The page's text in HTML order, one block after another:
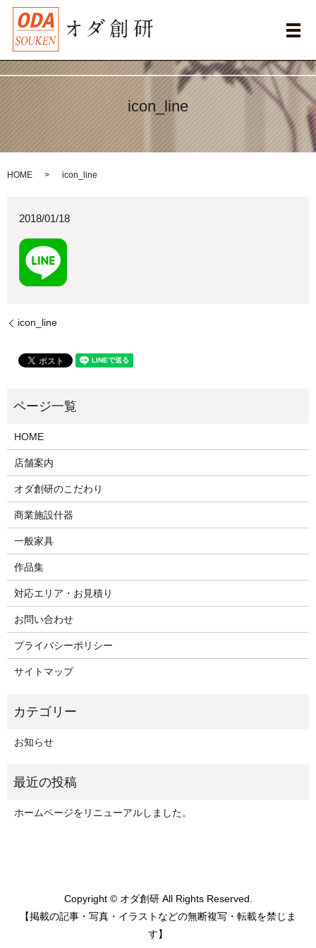
メ
icon_line
HOME icon_line
2018/01/18
icon_line
HOME
店舗案内
オダ創研のこだわり
商業施設什器
一般家具
作品集
対応エリア・お見積り
お問い合わせ
プライバシーポリシー
サイトマップ
お知らせ
ホームページをリニューアルしました。
Copyright © オダ創研 All Rights Reserved.
【掲載の記事・写真・イラストなどの無断複写・転載を禁じま
す】